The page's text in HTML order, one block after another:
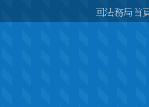
回法務局首